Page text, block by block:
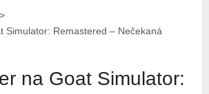
Simulator: Remastered – Nečekaná
na Goat Simulator: